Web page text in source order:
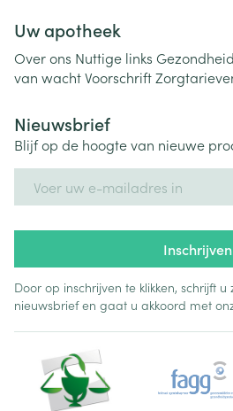
Uw apotheek
Over ons Nuttige links
van wachtVoorschrift
Nieuwsbrief
Blijf op de hoogte van nieuwe
Inschrijven
Door op inschrijven te klikken, schrijft
nieuwsbrief en gaat u akkoord met